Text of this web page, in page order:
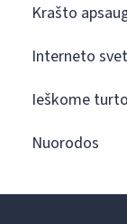
Krašto
Interneto
Ieškome
Nuorodos